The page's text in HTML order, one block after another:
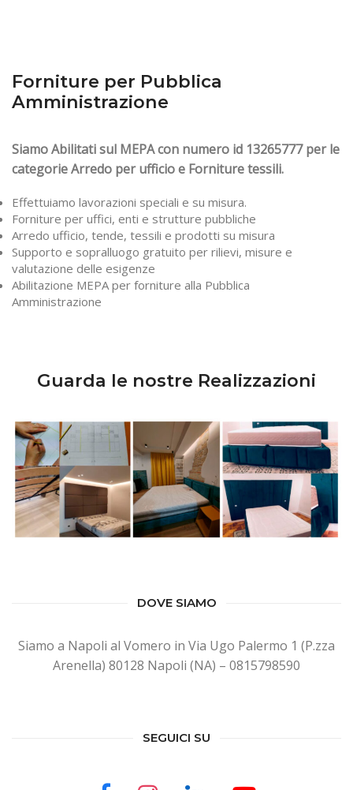
Forniture per Pubblica
Amministrazione
Siamo Abilitati sul MEPA con numero id 13265777 per le
categorie Arredo per ufficio e Forniture tessili.
Effettuiamo lavorazioni speciali e su misura.
Forniture per uffici, enti e strutture pubbliche
Arredo ufficio, tende, tessili e prodotti su misura
Supporto e sopralluogo gratuito per rilievi, misure e
valutazione delle esigenze
Abilitazione MEPA per forniture alla Pubblica
Amministrazione
Guarda le nostre Realizzazioni
DOVE SIAMO
Siamo a Napoli al Vomero in Via Ugo Palermo 1 (P.zza
Arenella) 80128 Napoli (NA) – 0815798590
SEGUICI SU